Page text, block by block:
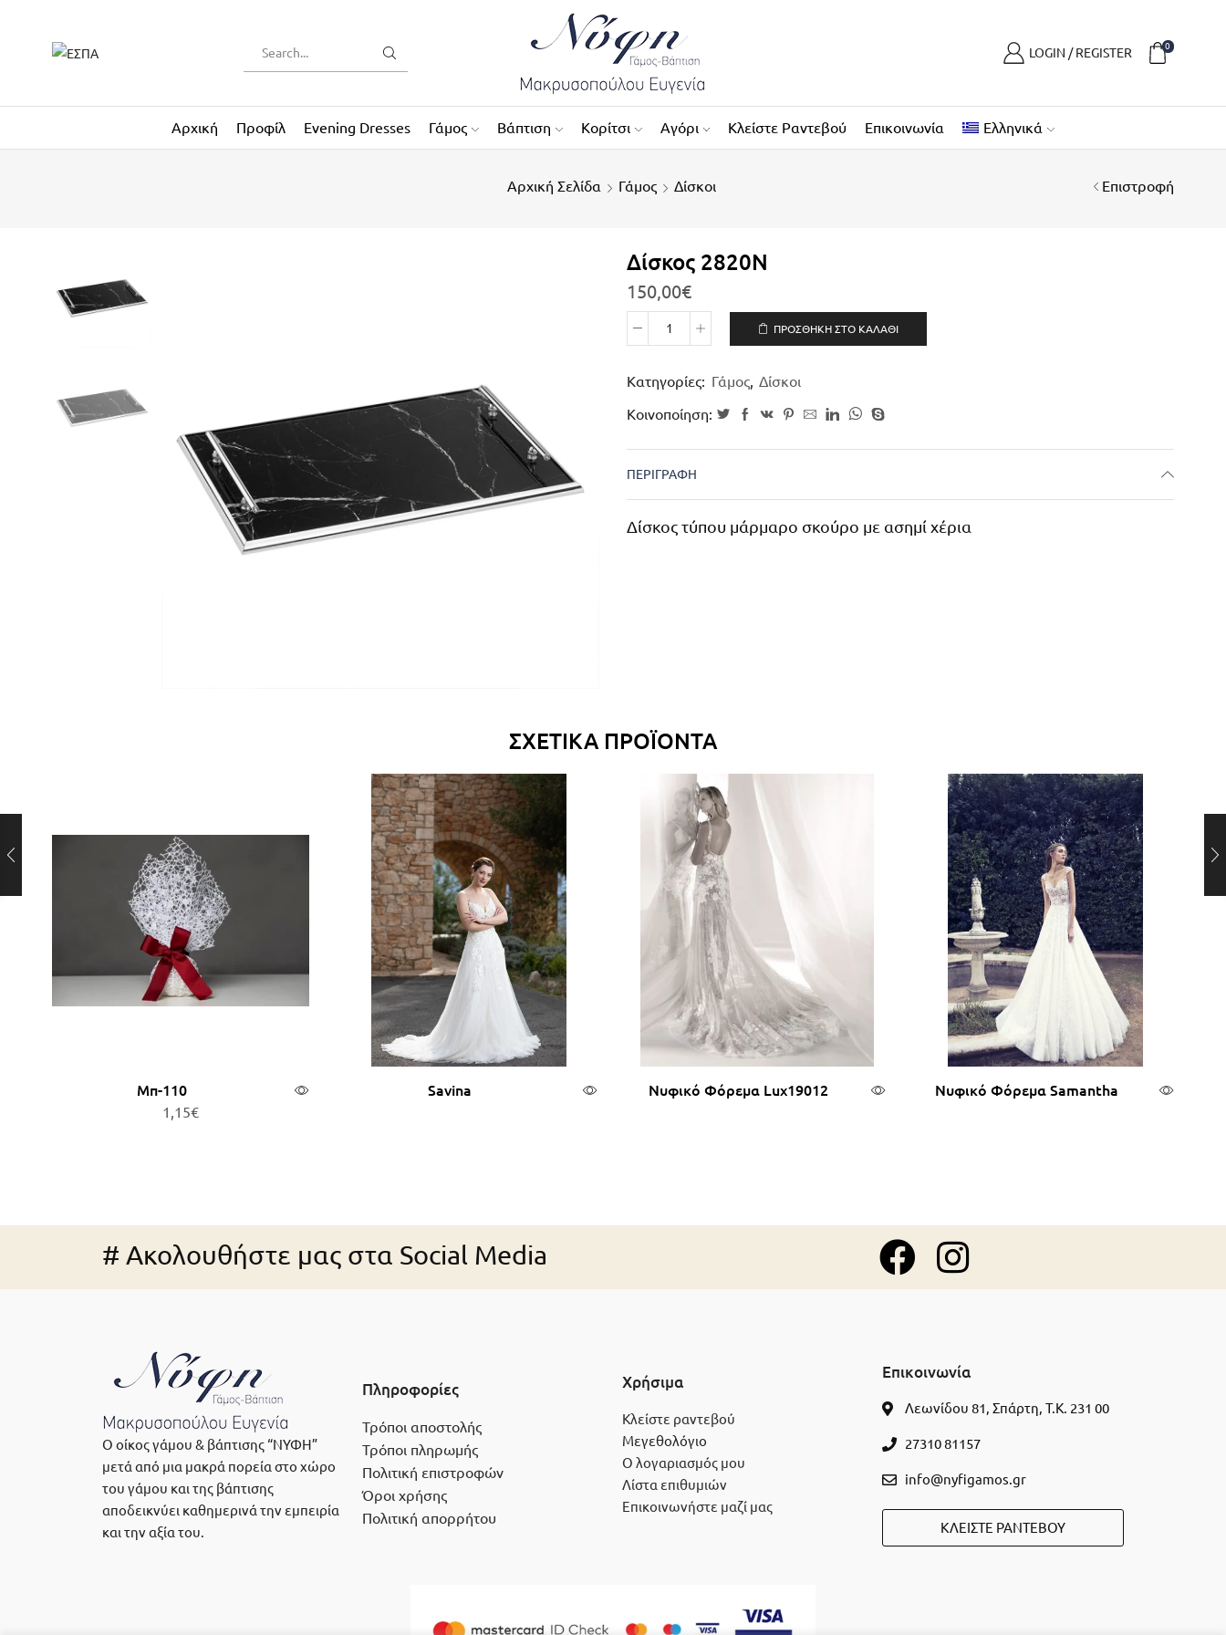
LOGIN / REGISTER 0
Αρχική Προφίλ Evening Dresses Γάμος Βάπτιση Κορίτσι Αγόρι Κλείστε Ραντεβού Επικοινωνία Ελληνικά
Αρχική Σελίδα Γάμος Δίσκοι Επιστροφή
Δίσκος 2820Ν
150,00€
ΠΡΟΣΘΉΚΗ ΣΤΟ ΚΑΛΆΘΙ
Κατηγορίες: Γάμος, Δίσκοι
Κοινοποίηση:
ΠΕΡΙΓΡΑΦΉ
Δίσκος τύπου μάρμαρο σκούρο με ασημί χέρια
ΣΧΕΤΙΚΆ ΠΡΟΪΌΝΤΑ
Μπ-110
1,15€
Savina Νυφικό Φόρεμα Lux19012 Νυφικό Φόρεμα Samantha
# Ακολουθήστε μας στα Social Media
Ο οίκος γάμου & βάπτισης “ΝΥΦΗ”
μετά από μια μακρά πορεία στο χώρο
του γάμου και της βάπτισης
αποδεικνύει καθημερινά την εμπειρία
και την αξία του.
Πληροφορίες
Τρόποι αποστολής
Τρόποι πληρωμής
Πολιτική επιστροφών
Όροι χρήσης
Πολιτική απορρήτου
Χρήσιμα
Κλείστε ραντεβού
Μεγεθολόγιο
Ο λογαριασμός μου
Λίστα επιθυμιών
Επικοινωνήστε μαζί μας
Επικοινωνία
Λεωνίδου 81, Σπάρτη, Τ.Κ. 231 00
27310 81157
info@nyfigamos.gr
ΚΛΕΊΣΤΕ ΡΑΝΤΕΒΟΎ